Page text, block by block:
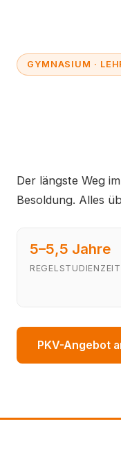
GYMNASIUM ·
Der längste Weg
Besoldung. Alles
5–5,5 Jahre
REGELSTUDIENZEIT
PKV-Angebot